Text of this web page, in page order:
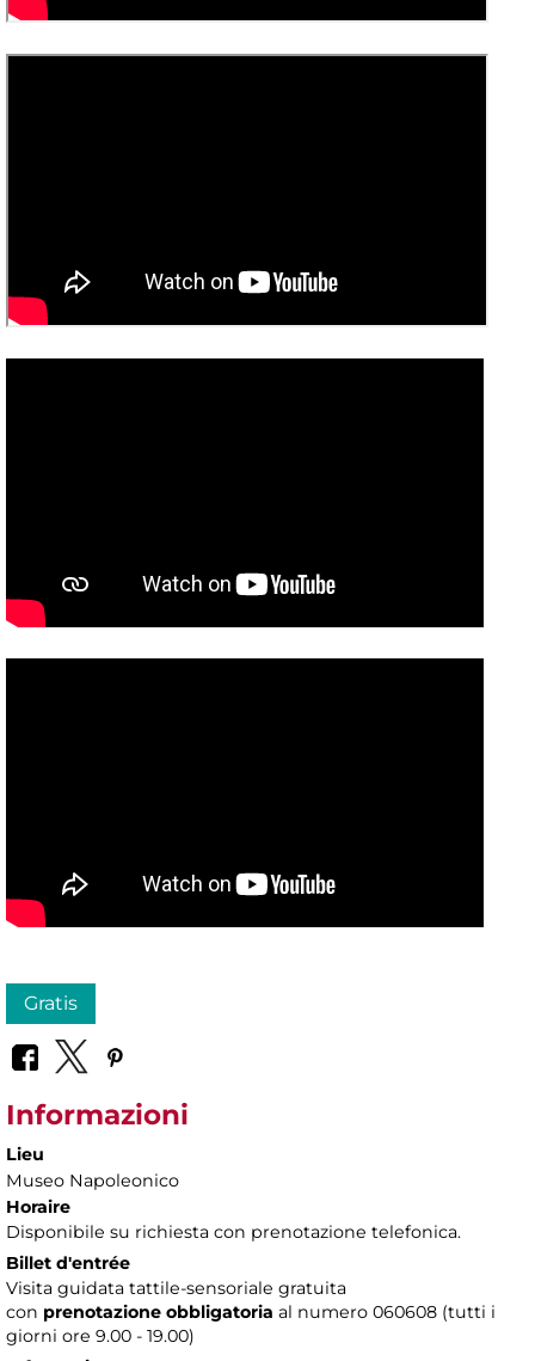
Gratis
Informazioni
Lieu
Museo Napoleonico
Horaire
Disponibile su richiesta con prenotazione telefonica.
Billet d'entrée
Visita guidata tattile-sensoriale gratuita
con prenotazione obbligatoria al numero 060608 (tutti i
giorni ore 9.00 - 19.00)